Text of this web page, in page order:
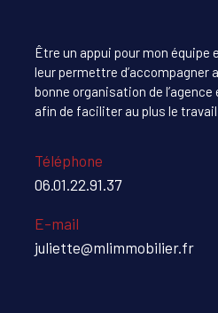
Être un appui pour mon
leur permettre d’accompagner
bonne organisation de
afin de faciliter au plus le
Téléphone
06.01.22.91.37
E-mail
juliette@mlimmobilier.fr